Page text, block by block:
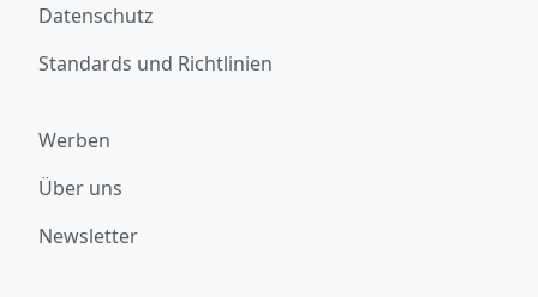
Datenschutz
Standards und Richtlinien
Werben
Über uns
Newsletter